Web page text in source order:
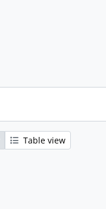
Table view